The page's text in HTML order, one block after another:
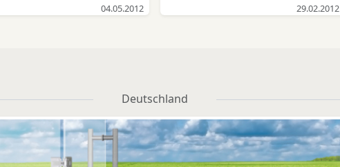
die mehr erwarten
Kunden der
OHG. „Seit 1995 sind
wir auf den Vertrieb
04.05.2012
Zeit haben wir uns vom
Faxgeräte sondern kümmert
sich auch mit größter
Sorgfalt um die Wartung.
29.02.2012
Deutschland